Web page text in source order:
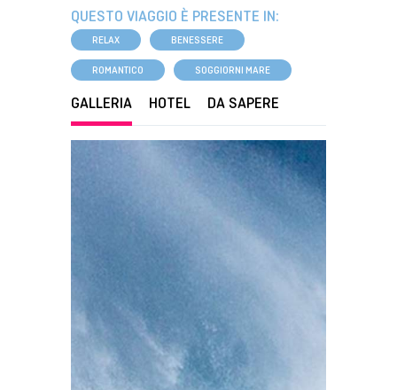
QUESTO VIAGGIO È PRESENTE IN:
RELAX BENESSERE
ROMANTICO SOGGIORNI MARE
GALLERIA HOTEL DA SAPERE